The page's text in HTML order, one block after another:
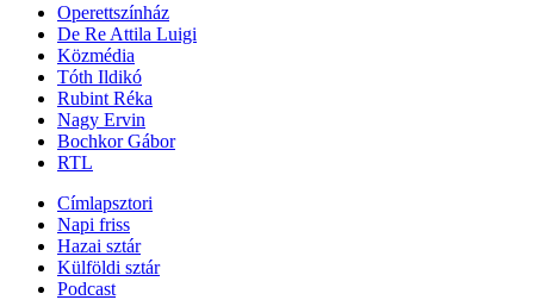
Operettszínház
De Re Attila Luigi
Közmédia
Tóth Ildikó
Rubint Réka
Nagy Ervin
Bochkor Gábor
RTL
Címlapsztori
Napi friss
Hazai sztár
Külföldi sztár
Podcast